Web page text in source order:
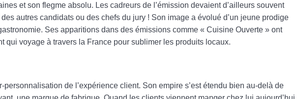
et son flegme absolu. Les cadreurs de l’émission devaient d’ailleurs souvent
autres candidats ou des chefs du jury ! Son image a évolué d’un jeune prodige
Ses apparitions dans des émissions comme « Cuisine Ouverte » ont
qui voyage à travers la France pour sublimer les produits locaux.
de l’expérience client. Son empire s’est étendu bien au-delà de